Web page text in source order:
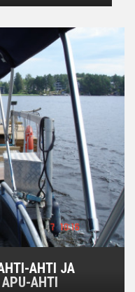
AHTI JA
AHTI